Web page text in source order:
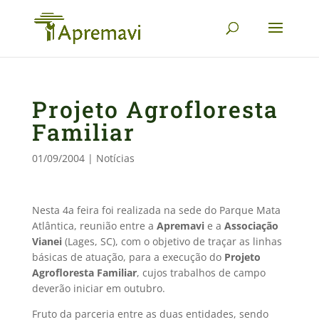
Projeto Agrofloresta
Familiar
01/09/2004| Notícias
Nesta 4a feira foi realizada na sede do Parque Mata
Atlântica, reunião entre a Apremavie a Associação
Vianei(Lages, SC), com o objetivo de traçar as linhas
básicas de atuação, para a execução do Projeto
Agrofloresta Familiar, cujos trabalhos de campo
deverão iniciar em outubro.
Fruto da parceria entre as duas entidades, sendo